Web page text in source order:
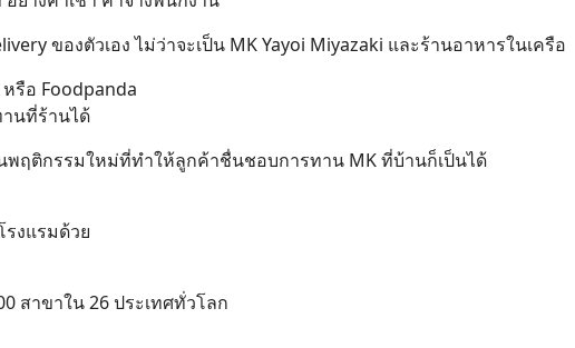
ของตัวเอง ไม่ว่าจะเป็น MK Yayoi Miyazaki และร้านอาหารในเครือ
รือ Foodpanda
นที่ร้านได้
พฤติกรรมใหม่ที่ทำให้ลูกค้าชื่นชอบการทาน MK ที่บ้านก็เป็นได้
รงแรมด้วย
สาขาใน 26 ประเทศทั่วโลก